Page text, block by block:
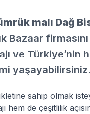
malı Dağ
Bazaar
ve Türkiye’nin
yaşayabilirsiniz.
sahip olmak
hem de çeşitlilik